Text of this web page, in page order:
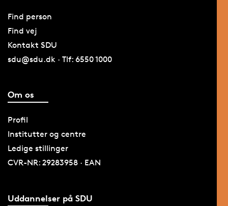
Find person
Find vej
Kontakt SDU
sdu@sdu.dk · Tlf: 6550 1000
Om os
Profil
Institutter og centre
Ledige stillinger
CVR-NR: 29283958 · EAN
Uddannelser på SDU